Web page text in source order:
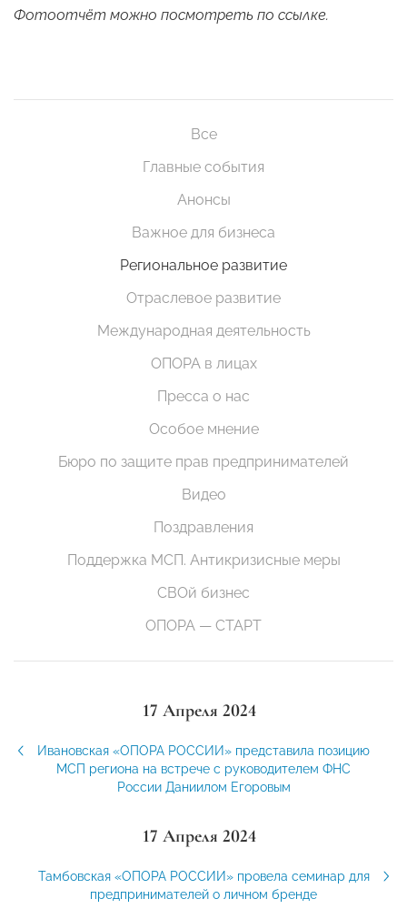
Фотоотчёт можно посмотреть по ссылке.
Все
Главные события
Анонсы
Важное для бизнеса
Региональное развитие
Отраслевое развитие
Международная деятельность
ОПОРА в лицах
Пресса о нас
Особое мнение
Бюро по защите прав предпринимателей
Видео
Поздравления
Поддержка МСП. Антикризисные меры
СВОй бизнес
ОПОРА — СТАРТ
17 Апреля 2024
Ивановская «ОПОРА РОССИИ» представила позицию
МСП региона на встрече с руководителем ФНС
России Даниилом Егоровым
17 Апреля 2024
Тамбовская «ОПОРА РОССИИ» провела семинар для
предпринимателей о личном бренде